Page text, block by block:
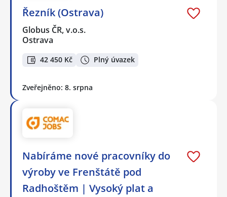
Řezník (Ostrava)
Globus ČR, v.o.s.
Ostrava
42 450 Kč Plný úvazek
Zveřejněno: 8. srpna
Nabíráme nové pracovníky do
výroby ve Frenštátě pod
Radhoštěm | Vysoký plat a